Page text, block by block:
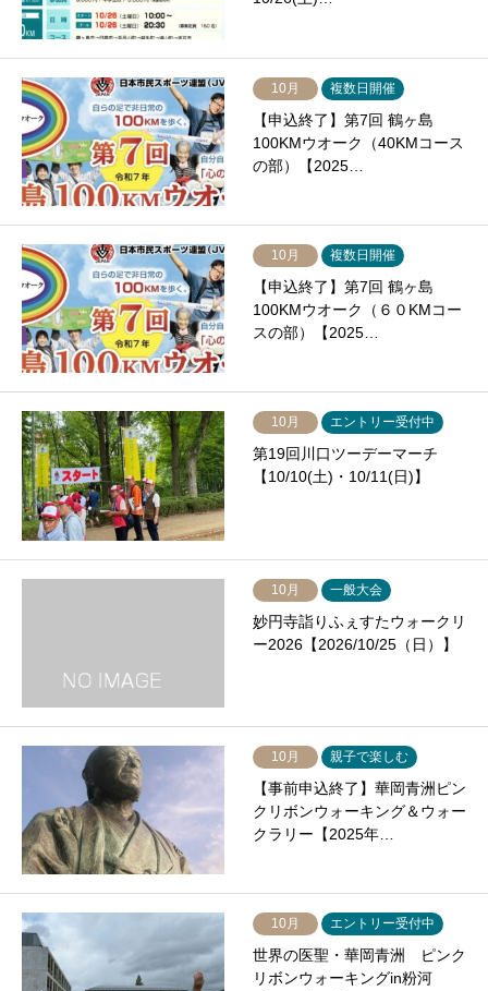
10月 複数日開催
【申込終了】第7回 鶴ヶ島
100KMウオーク（40KMコース
の部）【2025…
10月 複数日開催
【申込終了】第7回 鶴ヶ島
100KMウオーク（６０KMコー
スの部）【2025…
10月 エントリー受付中
第19回川口ツーデーマーチ
【10/10(土)・10/11(日)】
10月 一般大会
妙円寺詣りふぇすたウォークリ
ー2026【2026/10/25（日）】
10月 親子で楽しむ
【事前申込終了】華岡青洲ピン
クリボンウォーキング＆ウォー
クラリー【2025年…
10月 エントリー受付中
世界の医聖・華岡青洲 ピンク
リボンウォーキングin粉河